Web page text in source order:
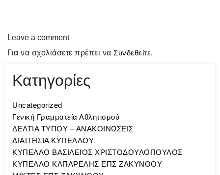
Leave a comment
Για να σχολιάσετε πρέπει να Συνδεθείτε.
Κατηγορίες
Uncategorized
Γενική Γραμματεία Αθλητισμού
ΔΕΛΤΙΑ ΤΥΠΟΥ – ΑΝΑΚΟΙΝΩΣΕΙΣ
ΔΙΑΙΤΗΣΙΑ ΚΥΠΕΛΛΟΥ
ΚΥΠΕΛΛΟ ΒΑΣΙΛΕΙΟΣ ΧΡΙΣΤΟΔΟΥΛΟΠΟΥΛΟΣ
ΚΥΠΕΛΛΟ ΚΑΠΑΡΕΛΗΣ ΕΠΣ ΖΑΚΥΝΘΟΥ